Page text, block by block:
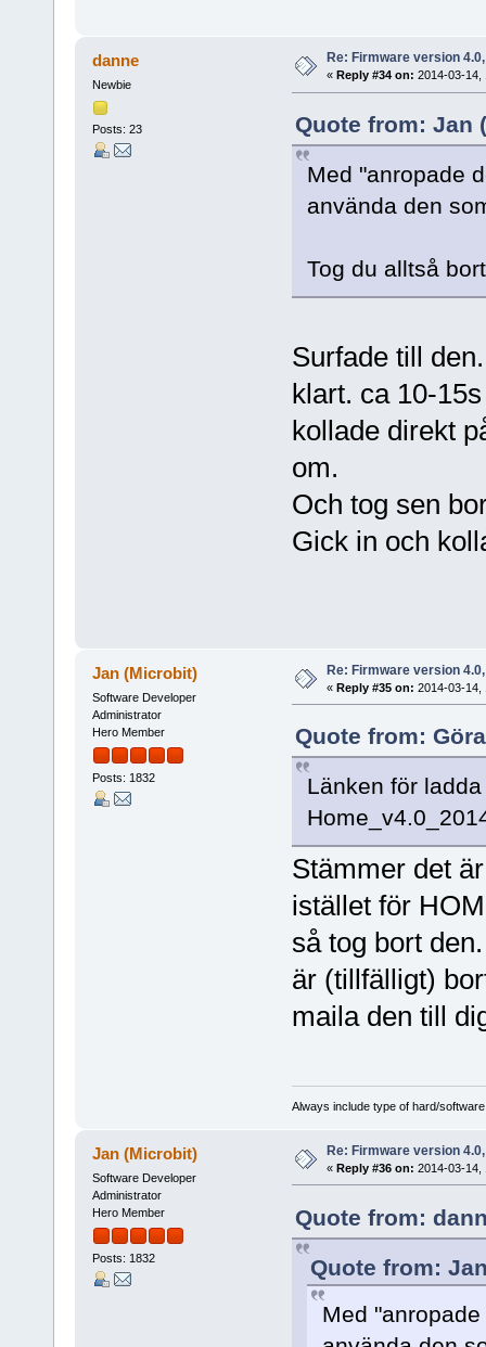
danne
Newbie
Posts: 23
Re: Firmware version
« Reply #34 on: 2014-03-14,
Quote from: Jan
Med "anropade
använda den
Tog du alltså
Surfade till
klart. ca 10-
kollade direkt
om.
Och tog sen
Gick in och
Jan (Microbit)
Software Developer
Administrator
Hero Member
Posts: 1832
Re: Firmware version
« Reply #35 on: 2014-03-14,
Quote from:
Länken för
Stämmer det
istället för
så tog bort
är (tillfälligt)
maila den till
Always include type of hard/
Jan (Microbit)
Software Developer
Administrator
Hero Member
Posts: 1832
Re: Firmware version
« Reply #36 on: 2014-03-14,
Quote from:
Quote from:
Med